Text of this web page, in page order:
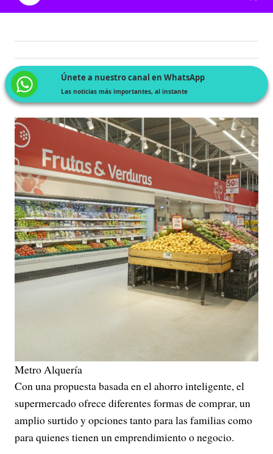
Únete a nuestro canal en WhatsApp
Las noticias más importantes, al instante
Metro Alquería
Con una propuesta basada en el ahorro inteligente, el
supermercado ofrece diferentes formas de comprar, un
amplio surtido y opciones tanto para las familias como
para quienes tienen un emprendimiento o negocio.